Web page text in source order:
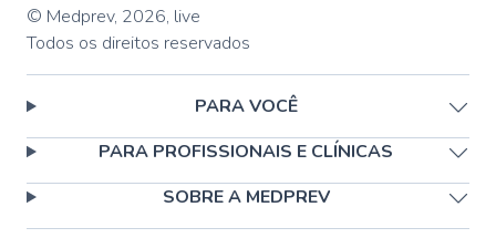
© Medprev, 2026, live
Todos os direitos reservados
PARA VOCÊ
PARA PROFISSIONAIS E CLÍNICAS
SOBRE A MEDPREV